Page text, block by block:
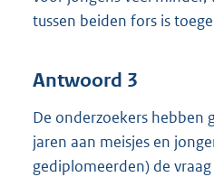
tussen beiden fors is
Antwoord 3
De onderzoekers hebben
jaren aan meisjes en
gediplomeerden) de